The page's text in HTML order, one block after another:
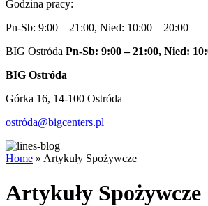
Godzina pracy:
Pn-Sb: 9:00 – 21:00, Nied: 10:00 – 20:00
BIG Ostróda Pn-Sb: 9:00 – 21:00, Nied:
BIG Ostróda
Górka 16, 14-100 Ostróda
ostróda@bigcenters.pl
Home » Artykuły Spożywcze
Artykuły Spożywcze